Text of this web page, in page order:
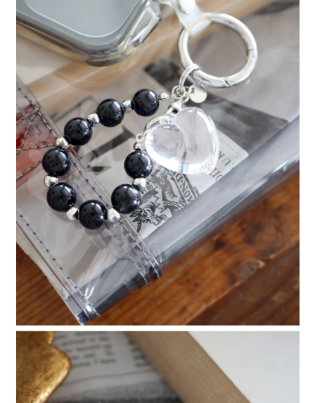
1.分期款項不併入電信帳單，「大哥付你分期」於每月結算日後寄送繳費提
醒簡訊。
2.透過簡訊連結打開帳單後，可選擇「超商條碼／台灣大直營門市／銀行轉
帳／街口支付／iPASS MONEY」等通路繳費。
【注意事項】
1.本服務係由「台灣大哥大股份有限公司」（以下簡稱本公司）所提供，讓
用戶於交易時，得透過本服務購買商品或服務，並由商店將買賣／分期付款
買賣價金債權讓與本公司後，依約使用本公司帳單繳交帳款。
2.基於同意付款使用「大哥付你分期」之契約關係目的，商店將以您的個人
資料（包含姓名、電話或地址）提供予台灣大哥大進項蒐集、處理及利用，
由本公司與您本人進行分期帳單所需資料之確認、核對及更正。
3.完整用戶服務條款，請詳閱以下連結：https://oppay.tw/userRule
【「AFTEE先享後付」結帳流程】
１．於結帳方式選擇「AFTEE先享後付」後，將跳轉至「AFTEE先享後付」
結帳頁面，進行簡訊認證並確認金額後，即可完成結帳。
２．訂單成立數日內，您將收到繳費通知簡訊。
３．收到繳費通知簡訊後14天內，點擊此簡訊中的連結，可透過四大超商／
ATM／網路銀行／等多元方式進行付款，方視為交易完成。
※ 請注意：結帳手續完成當下不需立刻繳費，但若您需要取消訂單，請聯絡
購買商品的店家。未經商家同意取消之訂單仍視為有效，需透過AFTEE先享
後付繳納相關費用。
※ 交易是否成功請以「AFTEE先享後付 」之結帳頁面顯示為準，若有關於
是否繳費成功／繳費後需取消欲退款等相關疑問，請聯繫「AFTEE先享後付
客戶支援中心」https://netprotections.freshdesk.com/support/home
【注意事項】
１．透過由恩沛科技股份有限公司提供之「AFTEE先享後付」服務完成之交
易，需依本服務之必要範圍內提供個人資料，並將交易相關給付款項請求債
權轉讓予恩沛科技股份有限公司。
２．關於個人資料處理事宜，請瀏覽以下網址：https://aftee.tw/terms/#terms3
３．未成年的使用者請事先徵得法定代理人或監護人之同意方可使用
「AFTEE先享後付」，若未經同意申辦者引起之損失，本公司不負相關責
任。
４．使用「AFTEE先享後付」時，將依據個別帳號之用戶狀況，依本公司即
時審查核予不同之上限額度；若仍有額度不足之情形，本公司將視審查結果
請求用戶進行身份認證。
５．嚴禁一人註冊多個帳號或使用他人資訊註冊。若發現惡意使用之情形，
恩沛科技股份有限公司將有權停止該用戶之使用額度並採取法律行動。
付款後 全家取貨
每筆NT$80，滿NT$888(含以上)免運費
7-11 取貨付款
每筆NT$80，滿NT$1,500(含以上)免運費
付款後 7-11取貨
每筆NT$80，滿NT$1,500(含以上)免運費
宅配
每筆NT$80，滿NT$1,500(含以上)免運費